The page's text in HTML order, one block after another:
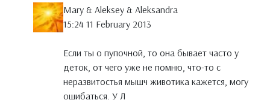
Mary & Aleksey & Aleksandra
15:24 11 February 2013
Если ты о пупочной, то она бывает часто у
деток, от чего уже не помню, что-то с
неразвитостья мышч животика кажется, могу
ошибаться. У Л